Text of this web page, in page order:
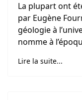
La plupart ont
par Eugène
géologie à
nomme à
Lire la suite...